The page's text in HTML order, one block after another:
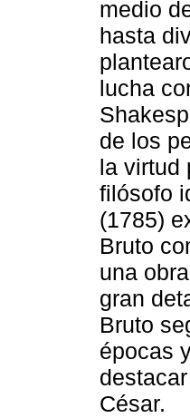
medio
hasta
lucha
de los
la virtud
filósofo
(1785)
Bruto
una
gran
Bruto
épocas
César.